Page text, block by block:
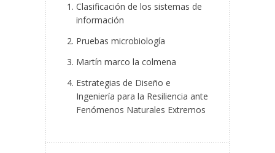
Clasificación de los sistemas de
información
Pruebas microbiología
Martín marco la colmena
Estrategias de Diseño e
Ingeniería para la Resiliencia ante
Fenómenos Naturales Extremos